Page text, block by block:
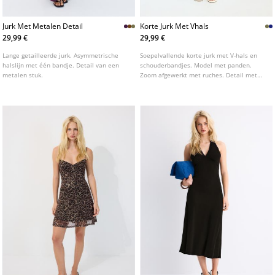
Jurk Met Metalen Detail
29,99 €
Lange getailleerde jurk. Asymmetrische
halslijn met één bandje. Detail van een
metalen stuk.
Korte Jurk Met Vhals
29,99 €
Soepelvallende korte jurk met V-hals en
schouderbandjes. Model met panden.
Zoom afgewerkt met ruches. Detail met